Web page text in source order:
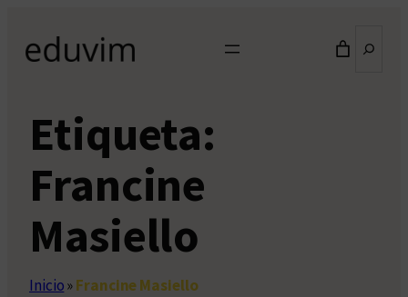
contenido
Etiqueta:
Francine
Masiello
Inicio»Francine Masiello